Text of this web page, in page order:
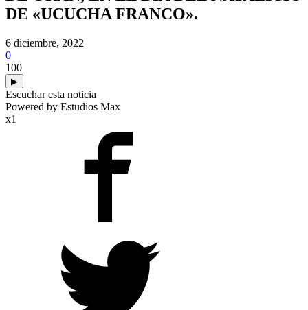
DE «UCUCHA FRANCO».
6 diciembre, 2022
0
100
▶
Escuchar esta noticia
Powered by Estudios Max
x1